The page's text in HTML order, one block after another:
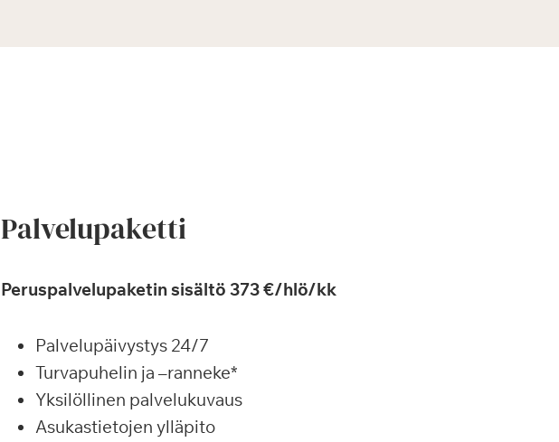
Palvelupaketti
Peruspalvelupaketin sisältö 373 €/hlö/kk
Palvelupäivystys 24/7
Turvapuhelin ja –ranneke*
Yksilöllinen palvelukuvaus
Asukastietojen ylläpito